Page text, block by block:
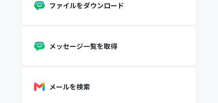
ファイルをダウンロード
メッセージ一覧を取得
メールを検索